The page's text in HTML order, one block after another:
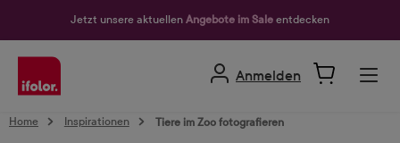
Jetzt unsere aktuellen Angebote im Sale entdecken
Anmelden
Home Inspirationen Tiere im Zoo fotografieren